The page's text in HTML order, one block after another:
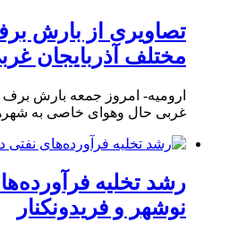
تصاویری از بارش
مختلف آذربایجان
ارومیه- امروز جمعه بارش
غربی حال وهوای خاصی به
رشد تخلیه
نوشهر و فریدونکنار